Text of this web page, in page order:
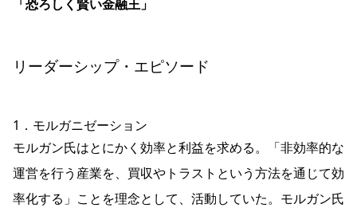
「恐ろしく賢い金融王」
リーダーシップ・エピソード
1．モルガニゼーション
モルガン氏はとにかく効率と利益を求める。「非効率的な
運営を行う産業を、買収やトラストという方法を通じて効
率化する」ことを理念として、活動していた。モルガン氏